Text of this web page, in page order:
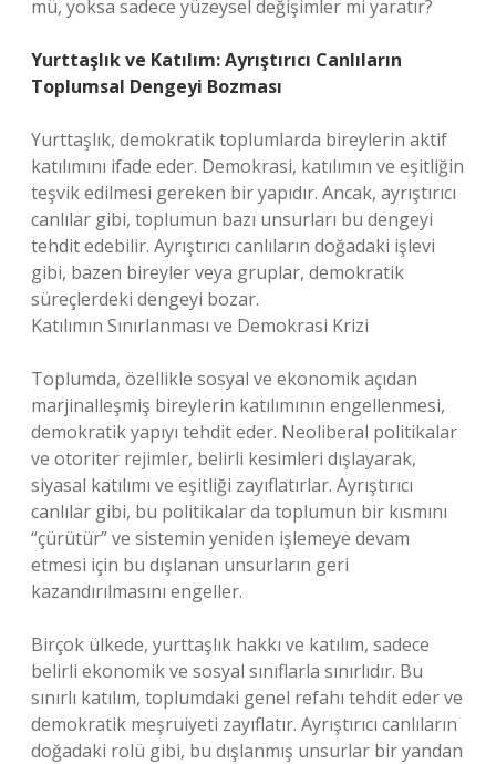
mü, yoksa sadece yüzeysel değişimler mi yaratır?
Yurttaşlık ve Katılım: Ayrıştırıcı Canlıların
Toplumsal Dengeyi Bozması
Yurttaşlık, demokratik toplumlarda bireylerin aktif
katılımını ifade eder. Demokrasi, katılımın ve eşitliğin
teşvik edilmesi gereken bir yapıdır. Ancak, ayrıştırıcı
canlılar gibi, toplumun bazı unsurları bu dengeyi
tehdit edebilir. Ayrıştırıcı canlıların doğadaki işlevi
gibi, bazen bireyler veya gruplar, demokratik
süreçlerdeki dengeyi bozar.
Katılımın Sınırlanması ve Demokrasi Krizi
Toplumda, özellikle sosyal ve ekonomik açıdan
marjinalleşmiş bireylerin katılımının engellenmesi,
demokratik yapıyı tehdit eder. Neoliberal politikalar
ve otoriter rejimler, belirli kesimleri dışlayarak,
siyasal katılımı ve eşitliği zayıflatırlar. Ayrıştırıcı
canlılar gibi, bu politikalar da toplumun bir kısmını
“çürütür” ve sistemin yeniden işlemeye devam
etmesi için bu dışlanan unsurların geri
kazandırılmasını engeller.
Birçok ülkede, yurttaşlık hakkı ve katılım, sadece
belirli ekonomik ve sosyal sınıflarla sınırlıdır. Bu
sınırlı katılım, toplumdaki genel refahı tehdit eder ve
demokratik meşruiyeti zayıflatır. Ayrıştırıcı canlıların
doğadaki rolü gibi, bu dışlanmış unsurlar bir yandan